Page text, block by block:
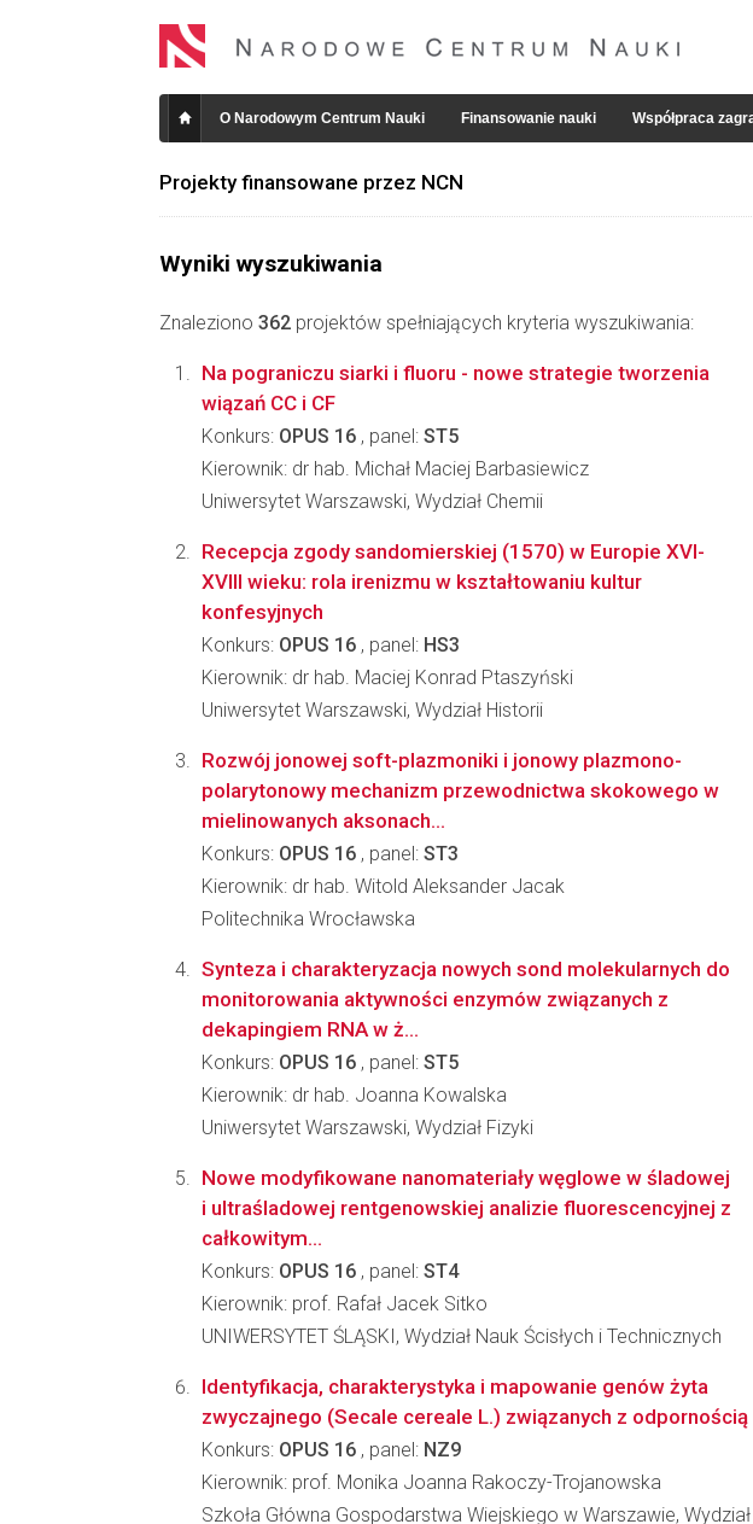
O Narodowym Centrum Nauki Finansowanie nauki Współpraca
Projekty finansowane przez NCN
Wyniki wyszukiwania
Znaleziono 362 projektów spełniających kryteria wyszukiwania:
Na pograniczu siarki i fluoru - nowe strategie tworzenia
wiązań CC i CF
Konkurs: OPUS 16 , panel: ST5
Kierownik: dr hab. Michał Maciej Barbasiewicz
Uniwersytet Warszawski, Wydział Chemii
Recepcja zgody sandomierskiej (1570) w Europie XVI-
XVIII wieku: rola irenizmu w kształtowaniu kultur
konfesyjnych
Konkurs: OPUS 16 , panel: HS3
Kierownik: dr hab. Maciej Konrad Ptaszyński
Uniwersytet Warszawski, Wydział Historii
Rozwój jonowej soft-plazmoniki i jonowy plazmono-
polarytonowy mechanizm przewodnictwa skokowego w
mielinowanych aksonach...
Konkurs: OPUS 16 , panel: ST3
Kierownik: dr hab. Witold Aleksander Jacak
Politechnika Wrocławska
Synteza i charakteryzacja nowych sond molekularnych do
monitorowania aktywności enzymów związanych z
dekapingiem RNA w ż...
Konkurs: OPUS 16 , panel: ST5
Kierownik: dr hab. Joanna Kowalska
Uniwersytet Warszawski, Wydział Fizyki
Nowe modyfikowane nanomateriały węglowe w śladowej
i ultraśladowej rentgenowskiej analizie fluorescencyjnej z
całkowitym...
Konkurs: OPUS 16 , panel: ST4
Kierownik: prof. Rafał Jacek Sitko
UNIWERSYTET ŚLĄSKI, Wydział Nauk Ścisłych i Technicznych
Identyfikacja, charakterystyka i mapowanie genów żyta
zwyczajnego (Secale cereale L.) związanych z odpornością
Konkurs: OPUS 16 , panel: NZ9
Kierownik: prof. Monika Joanna Rakoczy-Trojanowska
Szkoła Główna Gospodarstwa Wiejskiego w Warszawie,